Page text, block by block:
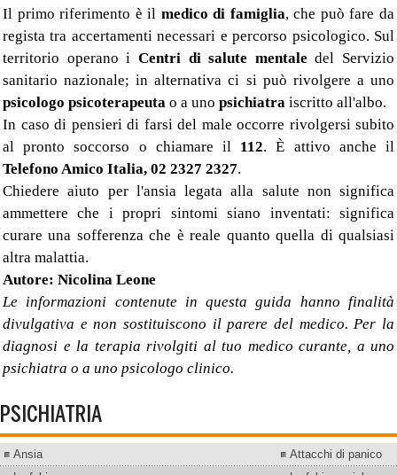
Il primo riferimento è il medico di famiglia, che può fare da
regista tra accertamenti necessari e percorso psicologico. Sul
territorio operano i Centri di salute mentale del Servizio
sanitario nazionale; in alternativa ci si può rivolgere a uno
psicologo psicoterapeuta o a uno psichiatra iscritto all'albo.
In caso di pensieri di farsi del male occorre rivolgersi subito
al pronto soccorso o chiamare il 112. È attivo anche il
Telefono Amico Italia, 02 2327 2327.
Chiedere aiuto per l'ansia legata alla salute non significa
ammettere che i propri sintomi siano inventati: significa
curare una sofferenza che è reale quanto quella di qualsiasi
altra malattia.
Autore: Nicolina Leone
Le informazioni contenute in questa guida hanno finalità
divulgativa e non sostituiscono il parere del medico. Per la
diagnosi e la terapia rivolgiti al tuo medico curante, a uno
psichiatra o a uno psicologo clinico.
PSICHIATRIA
Ansia
Attacchi di panico